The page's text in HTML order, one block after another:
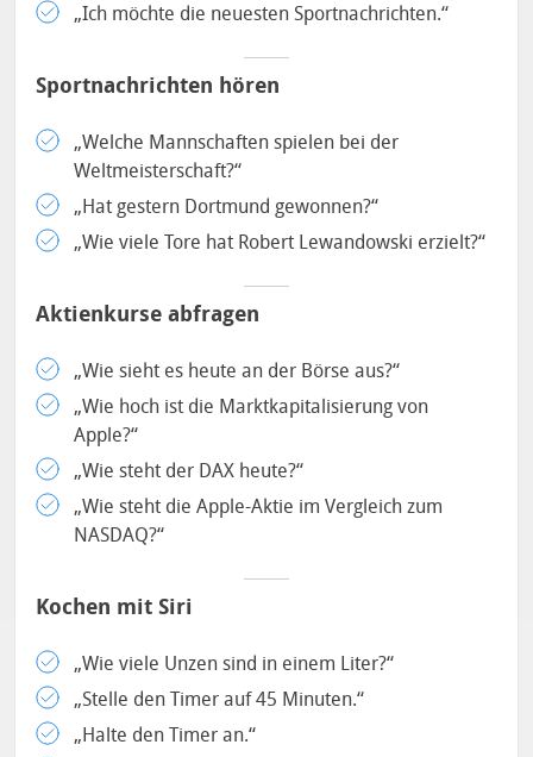
„Ich möchte die neuesten Sportnachrichten.“
Sportnachrichten hören
„Welche Mannschaften spielen bei der
Weltmeisterschaft?“
„Hat gestern Dortmund gewonnen?“
„Wie viele Tore hat Robert Lewandowski erzielt?“
Aktienkurse abfragen
„Wie sieht es heute an der Börse aus?“
„Wie hoch ist die Marktkapitalisierung von
Apple?“
„Wie steht der DAX heute?“
„Wie steht die Apple-Aktie im Vergleich zum
NASDAQ?“
Kochen mit Siri
„Wie viele Unzen sind in einem Liter?“
„Stelle den Timer auf 45 Minuten.“
„Halte den Timer an.“